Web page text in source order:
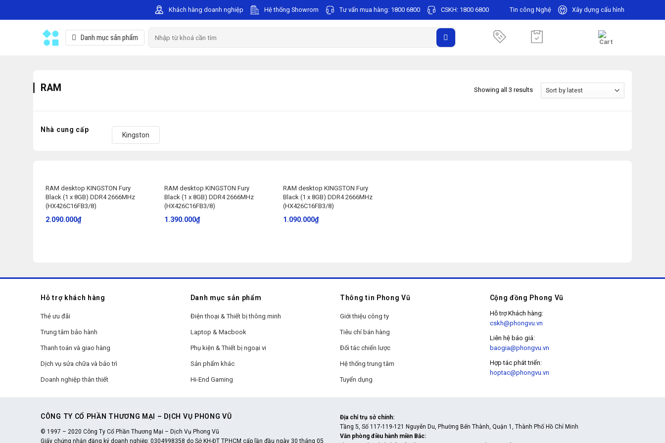
to
Khách hàng doanh nghiệp Hệ thống Showrom Tư vấn mua hàng: 1800 6800 CSKH: 1800 6800 Tin công Nghệ Xây dựng cấu hình
Danh mục sản phẩm
RAM Showing all 3 results
Nhà cung cấp
Kingston
RAM desktop KINGSTON Fury
Black (1 x 8GB) DDR4 2666MHz
(HX426C16FB3/8)
2.090.000₫
RAM desktop KINGSTON Fury
Black (1 x 8GB) DDR4 2666MHz
(HX426C16FB3/8)
1.390.000₫
RAM desktop KINGSTON Fury
Black (1 x 8GB) DDR4 2666MHz
(HX426C16FB3/8)
1.090.000₫
Hỗ trợ khách hàng
Thẻ ưu đãi
Trung tâm bảo hành
Thanh toán và giao hàng
Dịch vụ sửa chữa và bảo trì
Doanh nghiệp thân thiết
Danh mục sản phẩm
Điện thoại & Thiết bị thông minh
Laptop & Macbook
Phụ kiện & Thiết bị ngoại vi
Sản phẩm khác
Hi-End Gaming
Thông tin Phong Vũ
Giới thiệu công ty
Tiêu chí bán hàng
Đối tác chiến lược
Hệ thống trung tâm
Tuyển dụng
Cộng đồng Phong Vũ
Hỗ trợ Khách hàng:
cskh@phongvu.vn
Liên hệ báo giá:
baogia@phongvu.vn
Hợp tác phát triển:
hoptac@phongvu.vn
CÔNG TY CỔ PHẦN THƯƠNG MẠI – DỊCH VỤ PHONG VŨ
© 1997 – 2020 Công Ty Cổ Phần Thương Mại – Dịch Vụ Phong Vũ
Giấy chứng nhận đăng ký doanh nghiệp: 0304998358 do Sở KH-ĐT TP.HCM cấp lần đầu ngày 30 tháng 05
Địa chỉ trụ sở chính:
Tầng 5, Số 117-119-121 Nguyễn Du, Phường Bến Thành, Quận 1, Thành Phố Hồ Chí Minh
Văn phòng điều hành miền Bắc: